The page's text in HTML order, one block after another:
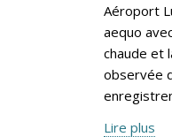
Aéroport
aequo
chaude et
observée
Lire plus